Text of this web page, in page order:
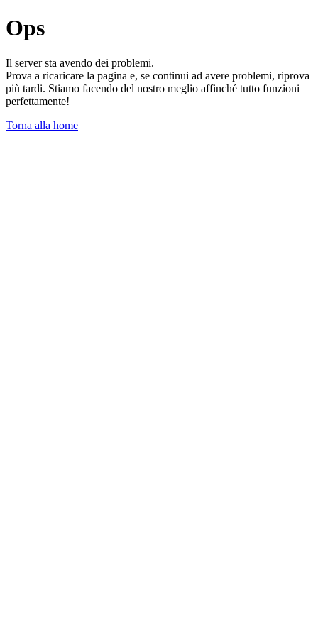
Ops
Il server sta avendo dei problemi.
Prova a ricaricare la pagina e, se continui ad avere problemi, riprova
più tardi. Stiamo facendo del nostro meglio affinché tutto funzioni
perfettamente!
Torna alla home